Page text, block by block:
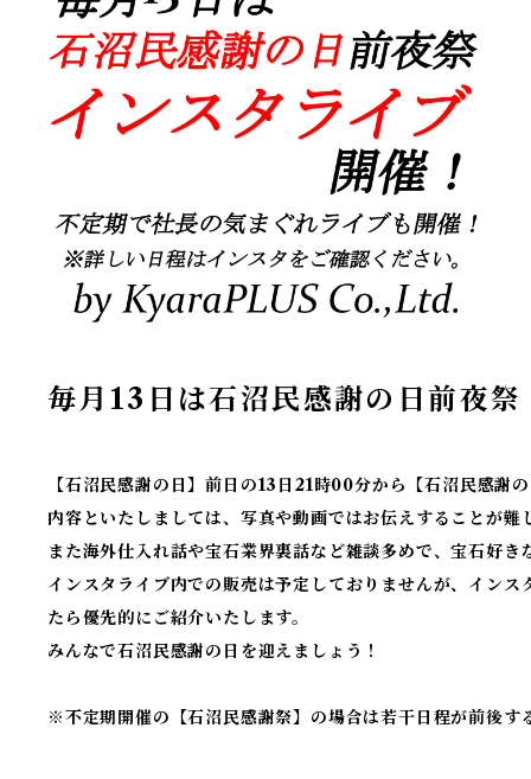
毎月13日は石沼民感謝の日前夜
【石沼民感謝の日】前日の13日21時00分から【石沼民感謝
内容といたしましては、写真や動画ではお伝えすることが
また海外仕入れ話や宝石業界裏話など雑談多めで、宝石好
インスタライブ内での販売は予定しておりませんが、イン
たら優先的にご紹介いたします。
みんなで石沼民感謝の日を迎えましょう！
※不定期開催の【石沼民感謝祭】の場合は若干日程が前後